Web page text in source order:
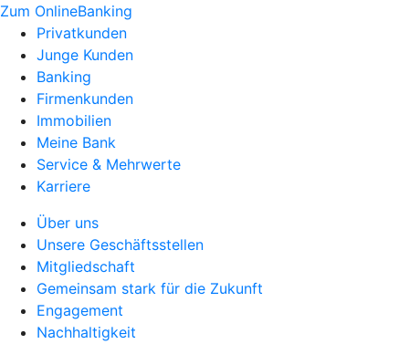
Zum OnlineBanking
Privatkunden
Junge Kunden
Banking
Firmenkunden
Immobilien
Meine Bank
Service & Mehrwerte
Karriere
Über uns
Unsere Geschäftsstellen
Mitgliedschaft
Gemeinsam stark für die Zukunft
Engagement
Nachhaltigkeit